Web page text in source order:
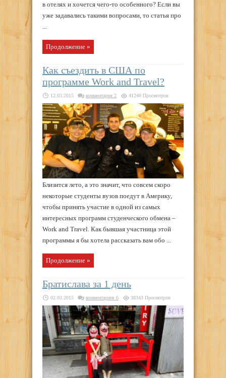
в отелях и хочется чего-то особенного? Если вы
уже задавались такими вопросами, то статья про
...
Продолжение »
Как съездить в США по
программе Work and Travel?
12.03.2015 комментария 2 41240 Просмотров
Близится лето, а это значит, что совсем скоро
некоторые студенты вузов поедут в Америку,
чтобы принять участие в одной из самых
интересных программ студенческого обмена –
Work and Travel. Как бывшая участница этой
программы я бы хотела рассказать вам обо ...
Продолжение »
Братислава за 1 день
02.03.2015 комментариев 6 38343 Просмотров